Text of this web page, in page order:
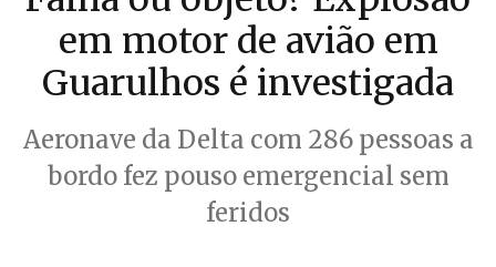
em motor de avião em
Guarulhos é investigada
Aeronave da Delta com 286 pessoas a
bordo fez pouso emergencial sem
feridos